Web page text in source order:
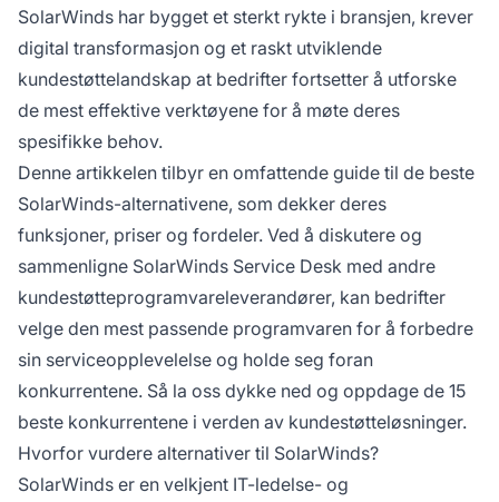
SolarWinds har bygget et sterkt rykte i bransjen, krever
digital transformasjon og et raskt utviklende
kundestøttelandskap at bedrifter fortsetter å utforske
de mest effektive verktøyene for å møte deres
spesifikke behov.
Denne artikkelen tilbyr en omfattende guide til de beste
SolarWinds-alternativene, som dekker deres
funksjoner, priser og fordeler. Ved å diskutere og
sammenligne SolarWinds Service Desk med andre
kundestøtteprogramvareleverandører, kan bedrifter
velge den mest passende programvaren for å forbedre
sin serviceopplevelelse og holde seg foran
konkurrentene. Så la oss dykke ned og oppdage de 15
beste konkurrentene i verden av kundestøtteløsninger.
Hvorfor vurdere alternativer til SolarWinds?
SolarWinds er en velkjent IT-ledelse- og